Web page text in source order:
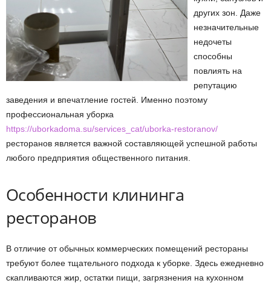
других зон. Даже
незначительные
недочеты
способны
повлиять на
репутацию
заведения и впечатление гостей. Именно поэтому
профессиональная уборка
https://uborkadoma.su/services_cat/uborka-restoranov/
ресторанов является важной составляющей успешной работы
любого предприятия общественного питания.
Особенности клининга
ресторанов
В отличие от обычных коммерческих помещений рестораны
требуют более тщательного подхода к уборке. Здесь ежедневно
скапливаются жир, остатки пищи, загрязнения на кухонном